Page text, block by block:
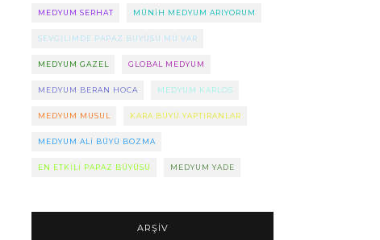
MEDYUM SERHAT MÜNIH MEDYUM ARIYORUM
SEVGILIMDE PAPAZ BÜYÜSÜ MÜ VAR
MEDYUM GAZEL GLOBAL MEDYUM
MEDYUM BERAN HOCA MEDYUM KARLOS
MEDYUM MUSUL KARA BÜYÜ YAPTIRANLAR
MEDYUM ALI BÜYÜ BOZMA
EN ETKILI PAPAZ BÜYÜSÜ MEDYUM YADE
ARŞIV